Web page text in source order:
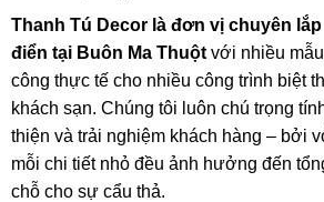
Thanh Tú Decor là đơn vị chuyên
điển tại Buôn Ma Thuột với nhiều
công thực tế cho nhiều công trình biệt
khách sạn. Chúng tôi luôn chú trọng
thiện và trải nghiệm khách hàng – bởi
mỗi chi tiết nhỏ đều ảnh hưởng đến
chỗ cho sự cẩu thả.